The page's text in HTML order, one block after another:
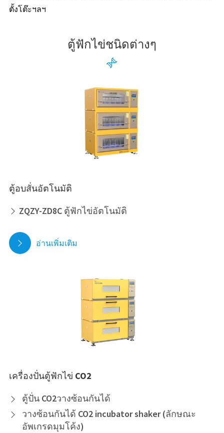
ตั้งโต๊ะฯลฯ
ตู้ฟักไข่ชนิดต่างๆ

ตู้อบสั่นอัตโนมัติ
 ZQZY-ZD8C ตู้ฟักไข่อัตโนมัติ
 อ่านเพิ่มเติม
เครื่องปั่นตู้ฟักไข่ CO2
 ตู้ปั่น CO2วางซ้อนกันได้

วางซ้อนกันได้ CO2 incubator shaker (ลักษณะ
อัพเกรดมุมโค้ง)